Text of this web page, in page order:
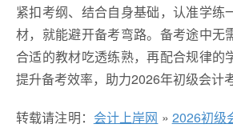
紧扣考纲、结合自身基础，认准学练
材，就能避开备考弯路。备考途中无
合适的教材吃透练熟，再配合规律的
提升备考效率，助力2026年初级会计
转载请注明： 会计上岸网 » 2026初级